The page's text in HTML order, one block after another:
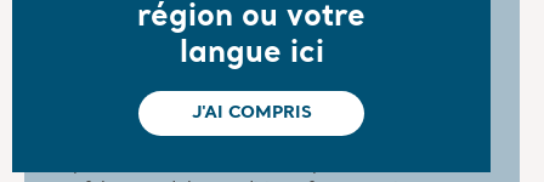
région ou votre
langue ici
J'AI COMPRIS
Overview of your
equipment
The portal provides you an overview of the